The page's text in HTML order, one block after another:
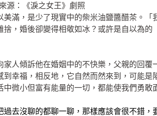
源：《淚之女王》劇照
滿，是少了現實中的柴米油鹽醬醋茶。「
，婚後卻變得相敬如冰？或許是自以為的
家人傾訴他在婚姻中的不快樂，父親的回
幸福，相反地，它自然而然來到，可能是
微小但富有能量的一切，都能使我們勇敢
過去沒聊的都聊一聊，那樣應該會很不錯